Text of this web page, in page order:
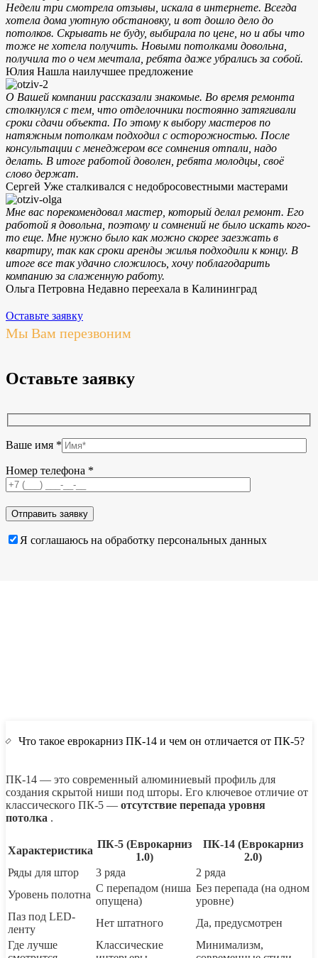
Недели три смотрела отзывы, искала в интернете. Всегда
хотела дома уютную обстановку, и вот дошло дело до
потолков. Скрывать не буду, выбирала по цене, но и абы что
тоже не хотела получить. Новыми потолками довольна,
получила то о чем мечтала, ребята даже убрались за собой.
Юлия Нашла наилучшее предложение
О Вашей компании рассказали знакомые. Во время ремонта
столкнулся с тем, что отделочники постоянно затягивали
сроки сдачи объекта. По этому к выбору мастеров по
натяжным потолкам подходил с осторожностью. После
консультации с менеджером все сомнения отпали, надо
делать. В итоге работой доволен, ребята молодцы, своё
слово держат.
Сергей Уже сталкивался с недобросовестными мастерами
Мне вас порекомендовал мастер, который делал ремонт. Его
работой я довольна, поэтому и сомнений не было искать кого-
то еще. Мне нужно было как можно скорее заезжать в
квартиру, так как сроки аренды жилья подходили к концу. В
итоге все так удачно сложилось, хочу поблагодарить
компанию за слаженную работу.
Ольга Петровна Недавно переехала в Калининград
Оставьте заявку
Мы Вам перезвоним
Оставьте заявку
Ваше имя *
Номер телефона *
Я соглашаюсь на обработку персональных данных
Что такое еврокарниз ПК-14 и чем он отличается от ПК-5?
ПК-14 — это современный алюминиевый профиль для
создания скрытой ниши под шторы. Его ключевое отличие от
классического ПК-5 — отсутствие перепада уровня
потолка .
Характеристика
ПК-5 (Еврокарниз
1.0)
ПК-14 (Еврокарниз
2.0)
Ряды для штор
3 ряда
2 ряда
Уровень полотна
С перепадом (ниша
опущена)
Без перепада (на одном
уровне)
Паз под LED-
ленту
Нет штатного
Да, предусмотрен
Где лучше
Классические
Минимализм,